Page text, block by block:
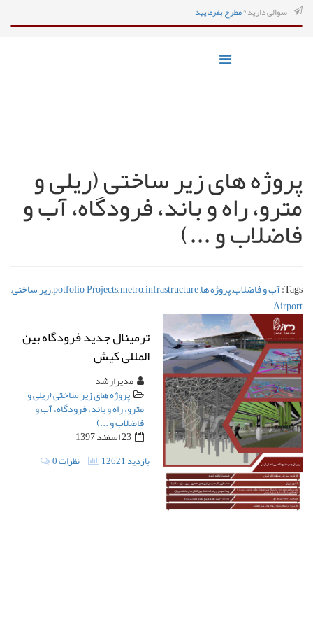
سوالی دارید ?مطرح بفرمایید
پروژه های زیر ساختی (ریلی و
مترو، راه و باند، فرودگاه، آب و
فاضلاب و ...)
Tags: آب و فاضلاب,پروژه ها,
potfolio,Projects,metro,infrastructure
,زیر ساختی,
Airport
ترمینال جدید فرودگاه بین
المللی کیش
مدیرارشد
پروژه های زیر ساختی (ریلی و
مترو، راه و باند، فرودگاه، آب و
فاضلاب و ...)
23 اسفند 1397
0 نظرات 12621 بازدید